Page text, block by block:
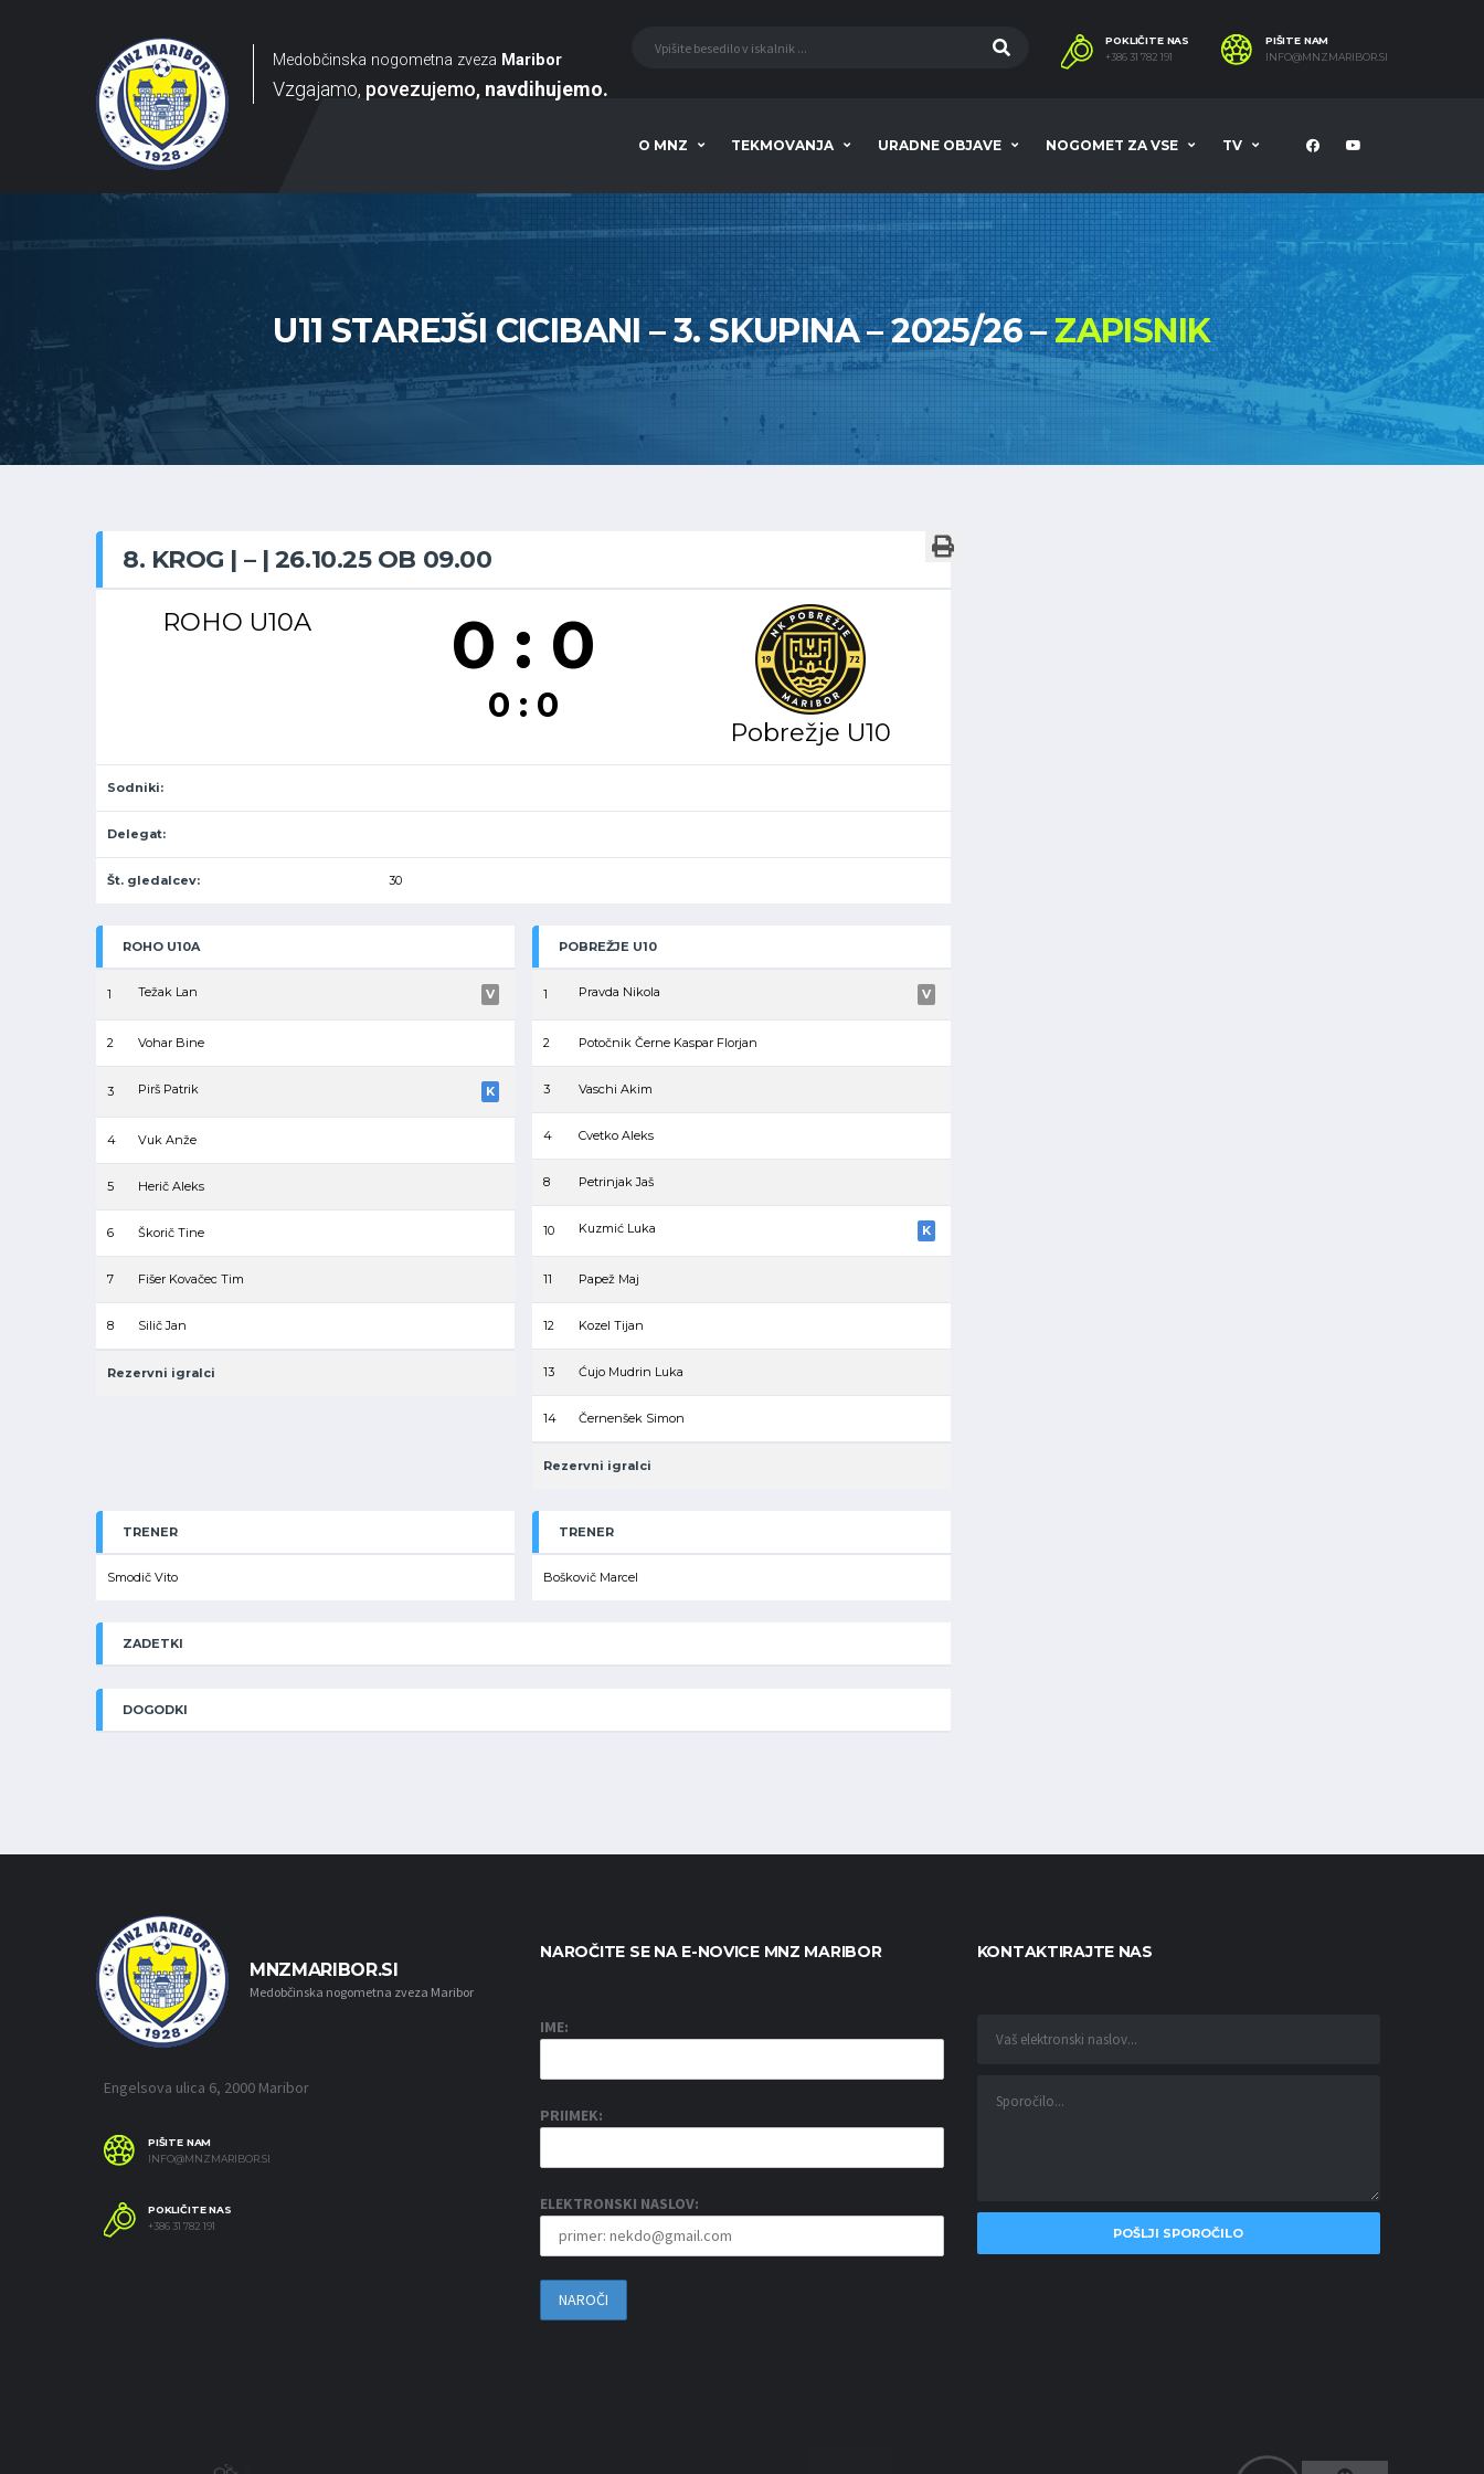
POKLIČITE NAS
+386 31 782 191
PIŠITE NAM
INFO@MNZMARIBOR.SI
Medobčinska nogometna zveza Maribor
Vzgajamo povezujemo navdihujemo
O MNZ TEKMOVANJA URADNE OBJAVE NOGOMET ZA VSE TV
U11 STAREJŠI CICIBANI – 3. SKUPINA – 2025/26 –ZAPISNIK
8. KROG | – | 26.10.25 OB 09.00
ROHO U10A 0 : 0
0 : 0
Pobrežje U10
Sodniki:
Delegat:
Št. gledalcev: 30
ROHO U10A
1 Težak Lan V
2 Vohar Bine
3 Pirš Patrik K
4 Vuk Anže
5 Herič Aleks
6 Škorič Tine
7 Fišer Kovačec Tim
8 Silič Jan
Rezervni igralci
POBREŽJE U10
1 Pravda Nikola V
2 Potočnik Černe Kaspar Florjan
3 Vaschi Akim
4 Cvetko Aleks
8 Petrinjak Jaš
10 Kuzmić Luka K
11 Papež Maj
12 Kozel Tijan
13 Ćujo Mudrin Luka
14 Černenšek Simon
Rezervni igralci
TRENER
Smodič Vito
TRENER
Boškovič Marcel
ZADETKI
DOGODKI
MNZMARIBOR.SI
Medobčinska nogometna zveza Maribor
Engelsova ulica 6, 2000 Maribor
PIŠITE NAM
INFO@MNZMARIBOR.SI
POKLIČITE NAS
+386 31 782 191
NAROČITE SE NA E-NOVICE MNZ MARIBOR
IME:
PRIIMEK:
ELEKTRONSKI NASLOV:
KONTAKTIRAJTE NAS